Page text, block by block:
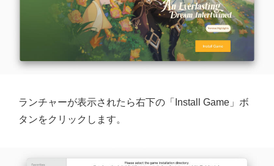
ランチャーが表示されたら右下の「Install Game」ボ
タンをクリックします。